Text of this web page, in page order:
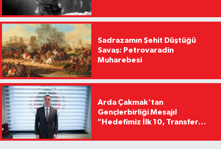
Sadrazamın Şehit Düştüğü
Savaş: Petrovaradin
Muharebesi
Arda Çakmak'tan
Gençlerbirliği Mesajı!
"Hedefimiz İlk 10, Transfer
Kaldıracağız"